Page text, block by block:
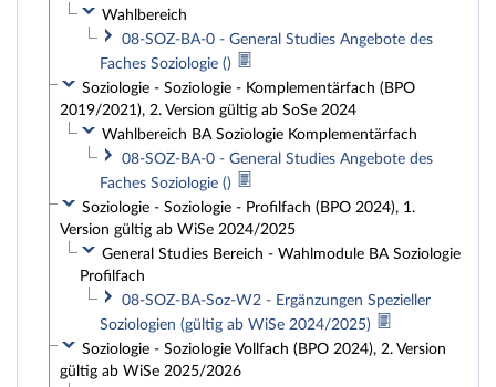
Wahlbereich
08-SOZ-BA-0 - General Studies Angebote des
Faches Soziologie ()
Soziologie - Soziologie - Komplementärfach (BPO
2019/2021), 2. Version gültig ab SoSe 2024
Wahlbereich BA Soziologie Komplementärfach
08-SOZ-BA-0 - General Studies Angebote des
Faches Soziologie ()
Soziologie - Soziologie - Profilfach (BPO 2024), 1.
Version gültig ab WiSe 2024/2025
General Studies Bereich - Wahlmodule BA Soziologie
Profilfach
08-SOZ-BA-Soz-W2 - Ergänzungen Spezieller
Soziologien (gültig ab WiSe 2024/2025)
Soziologie - Soziologie Vollfach (BPO 2024), 2. Version
gültig ab WiSe 2025/2026